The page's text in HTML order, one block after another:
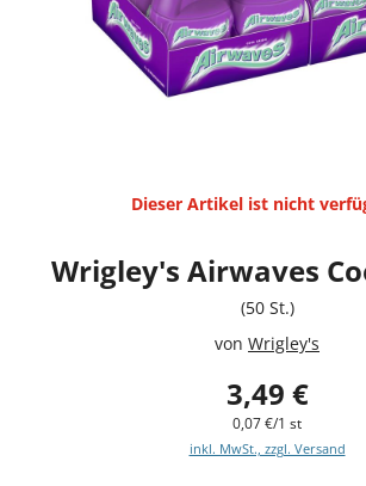
Dieser Artikel ist nicht
Wrigley's Airwaves
(50 St.)
von Wrigley's
3,49 €
0,07 €/1 st
inkl. MwSt., zzgl. Versand